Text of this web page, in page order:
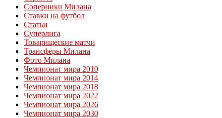
Соперники Милана
Ставки на футбол
Статьи
Суперлига
Товарищеские матчи
Трансферы Милана
Фото Милана
Чемпионат мира 2010
Чемпионат мира 2014
Чемпионат мира 2018
Чемпионат мира 2022
Чемпионат мира 2026
Чемпионат мира 2030